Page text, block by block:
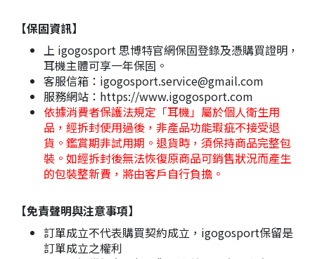
【保固資訊】
上 igogosport 思博特官網保固登錄及憑購買證明，
耳機主體可享一年保固。
客服信箱：igogosport.service@gmail.com
服務網站：https://www.igogosport.com
依據消費者保護法規定「耳機」屬於個人衛生用
品，經拆封使用過後，非產品功能瑕疵不接受退
貨。鑑賞期非試用期。退貨時，須保持商品完整包
裝。如經拆封後無法恢復原商品可銷售狀況而產生
的包裝整新費，將由客戶自行負擔。
【免責聲明與注意事項】
訂單成立不代表購買契約成立，igogosport保留是
訂單成立之權利